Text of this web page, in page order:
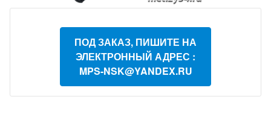
ПОД ЗАКАЗ, ПИШИТЕ НА
ЭЛЕКТРОННЫЙ АДРЕС :
MPS-NSK@YANDEX.RU